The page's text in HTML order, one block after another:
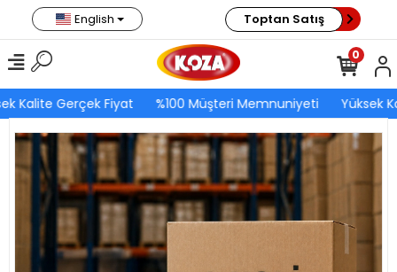
Kalite Gerçek Fiyat %100 Müşteri Memnuniyeti Yüksek
English Toptan Satış
0